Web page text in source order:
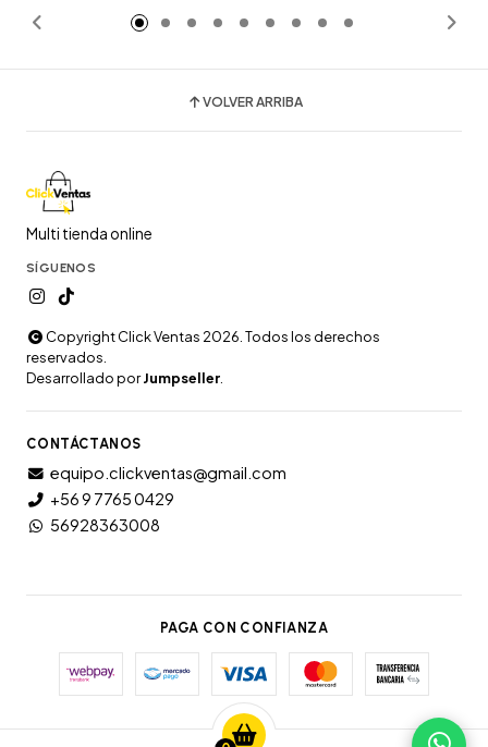
VOLVER ARRIBA
Multi tienda online
SÍGUENOS
Copyright Click Ventas 2026. Todos los derechos
reservados.
Desarrollado porJumpseller
CONTÁCTANOS
equipo.clickventas@gmail.com
+56 9 7765 0429
56928363008
PAGA CON CONFIANZA